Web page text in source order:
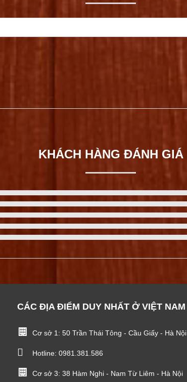
KHÁCH HÀNG ĐÁNH GIÁ
CÁC ĐỊA ĐIỂM DUY NHẤT Ở VIỆT NAM
Cơ sở 1: 50 Trần Thái Tông - Cầu Giấy - Hà Nội
Hotline: 0981.381.586
Cơ sở 3: 38 Hàm Nghi - Nam Từ Liêm - Hà Nội